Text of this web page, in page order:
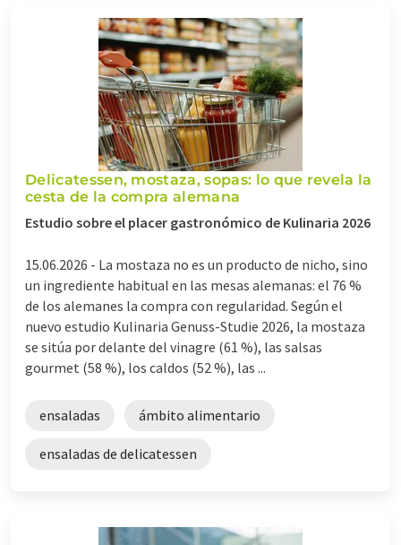
Delicatessen, mostaza, sopas: lo que revela la
cesta de la compra alemana
Estudio sobre el placer gastronómico de Kulinaria 2026
15.06.2026 - La mostaza no es un producto de nicho, sino
un ingrediente habitual en las mesas alemanas: el 76 %
de los alemanes la compra con regularidad. Según el
nuevo estudio Kulinaria Genuss-Studie 2026, la mostaza
se sitúa por delante del vinagre (61 %), las salsas
gourmet (58 %), los caldos (52 %), las ...
ensaladas ámbito alimentario
ensaladas de delicatessen